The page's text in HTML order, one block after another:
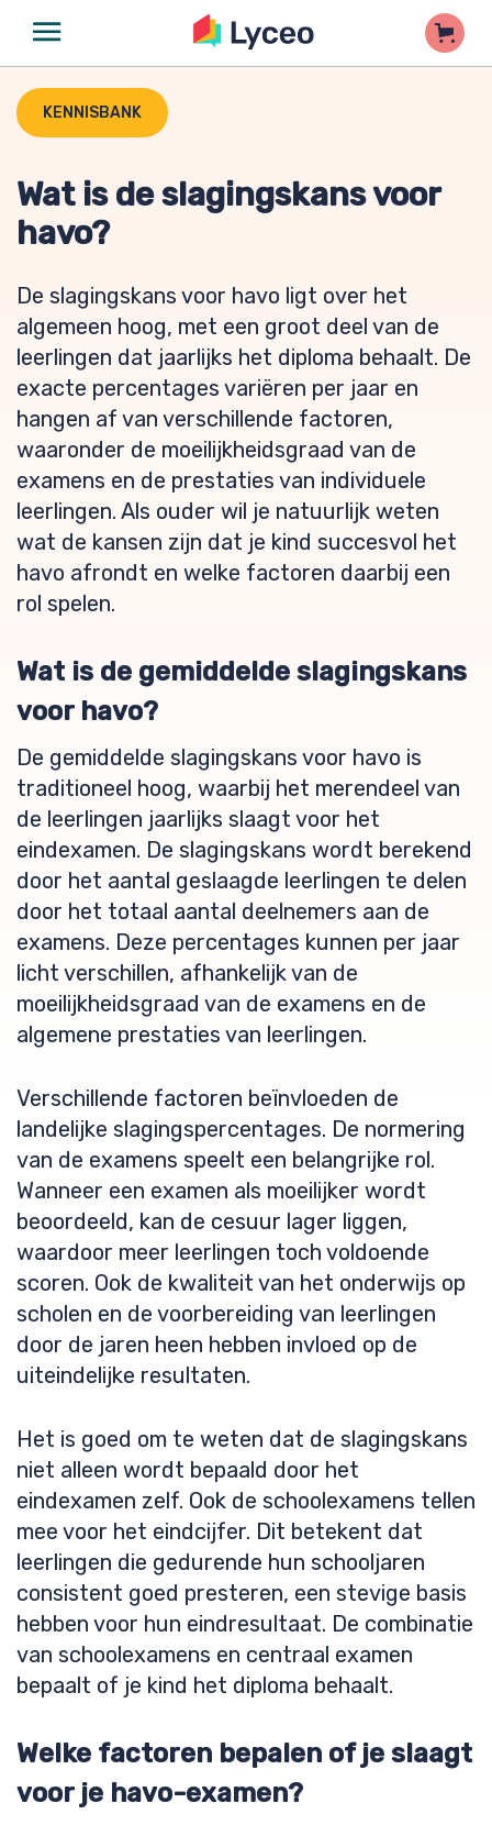
KENNISBANK
Wat is de slagingskans voor
havo?
De slagingskans voor havo ligt over het
algemeen hoog, met een groot deel van de
leerlingen dat jaarlijks het diploma behaalt. De
exacte percentages variëren per jaar en
hangen af van verschillende factoren,
waaronder de moeilijkheidsgraad van de
examens en de prestaties van individuele
leerlingen. Als ouder wil je natuurlijk weten
wat de kansen zijn dat je kind succesvol het
havo afrondt en welke factoren daarbij een
rol spelen.
Wat is de gemiddelde slagingskans
voor havo?
De gemiddelde slagingskans voor havo is
traditioneel hoog, waarbij het merendeel van
de leerlingen jaarlijks slaagt voor het
eindexamen. De slagingskans wordt berekend
door het aantal geslaagde leerlingen te delen
door het totaal aantal deelnemers aan de
examens. Deze percentages kunnen per jaar
licht verschillen, afhankelijk van de
moeilijkheidsgraad van de examens en de
algemene prestaties van leerlingen.
Verschillende factoren beïnvloeden de
landelijke slagingspercentages. De normering
van de examens speelt een belangrijke rol.
Wanneer een examen als moeilijker wordt
beoordeeld, kan de cesuur lager liggen,
waardoor meer leerlingen toch voldoende
scoren. Ook de kwaliteit van het onderwijs op
scholen en de voorbereiding van leerlingen
door de jaren heen hebben invloed op de
uiteindelijke resultaten.
Het is goed om te weten dat de slagingskans
niet alleen wordt bepaald door het
eindexamen zelf. Ook de schoolexamens tellen
mee voor het eindcijfer. Dit betekent dat
leerlingen die gedurende hun schooljaren
consistent goed presteren, een stevige basis
hebben voor hun eindresultaat. De combinatie
van schoolexamens en centraal examen
bepaalt of je kind het diploma behaalt.
Welke factoren bepalen of je slaagt
voor je havo-examen?